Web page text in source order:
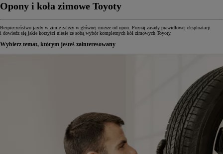
Opony i koła zimowe Toyoty
Bezpieczeństwo jazdy w zimie zależy w głównej mierze od opon. Poznaj zasady prawidłowej eksploatacji
i dowiedz się jakie korzyści niesie ze sobą wybór kompletnych kół zimowych Toyoty.
Wybierz temat, którym jesteś zainteresowany